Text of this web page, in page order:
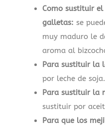
Como sustituir el
galletas: se
muy maduro le
aroma al
Para sustituir la
por leche de soja.
Para sustituir la
sustituir por
Para que los